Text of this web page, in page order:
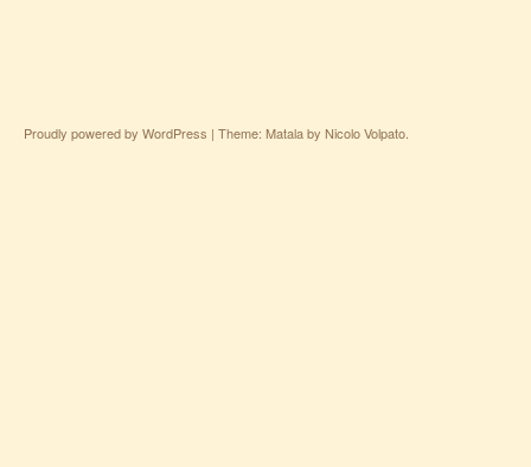
Proudly powered by WordPress | Theme: Matala by Nicolo Volpato.